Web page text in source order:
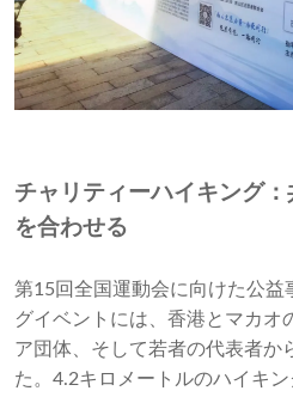
チャリティーハイキング
を合わせる
第15回全国運動会に向けた公益
グイベントには、香港とマカオ
ア団体、そして若者の代表者か
た。4.2キロメートルのハイキ